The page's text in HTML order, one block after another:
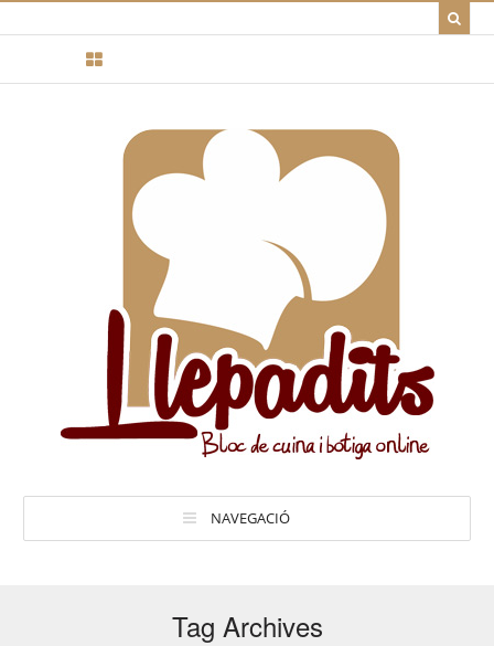
NAVEGACIÓ
Tag Archives